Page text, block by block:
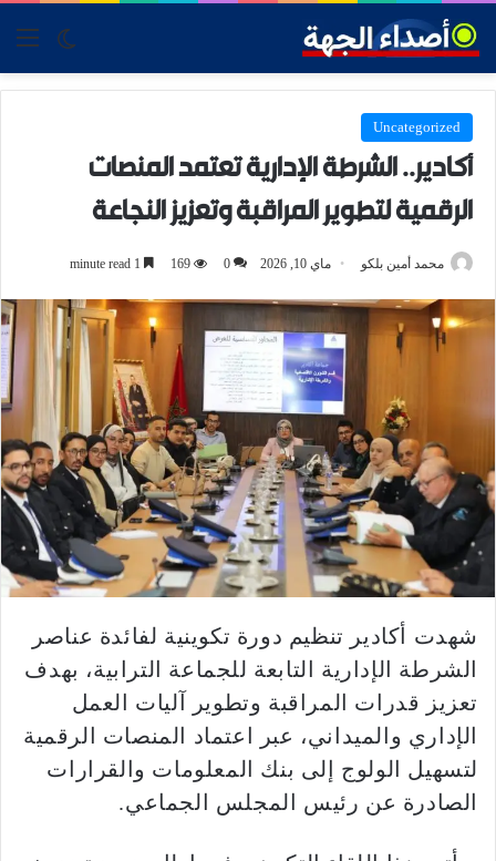
skin
Uncategorized
أكادير.. الشرطة الإدارية تعتمد المنصات
الرقمية لتطوير المراقبة وتعزيز النجاعة
محمد أمين بلكو ماي 10, 2026 0
169
شهدت أكادير تنظيم دورة تكوينية لفائدة عناصر
الشرطة الإدارية التابعة للجماعة الترابية، بهدف
تعزيز قدرات المراقبة وتطوير آليات العمل
الإداري والميداني، عبر اعتماد المنصات الرقمية
لتسهيل الولوج إلى بنك المعلومات والقرارات
الصادرة عن رئيس المجلس الجماعي.